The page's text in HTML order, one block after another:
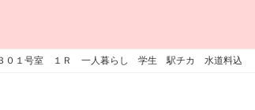
０１号室 １Ｒ 一人暮らし 学生 駅チカ 水道料込